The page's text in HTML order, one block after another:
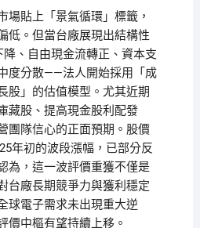
場貼上「景氣循環」標籤，
低。但當台廠展現出結構性
、自由現金流轉正、資本支
度分散——法人開始採用「成
股」的估值模型。尤其近期
藏股、提高現金股利配發
團隊信心的正面預期。股價
年初的波段漲幅，已部分反
為，這一波評價重獲不僅是
台廠長期競爭力與獲利穩定
球電子需求未出現重大逆
價中樞有望持續上移。